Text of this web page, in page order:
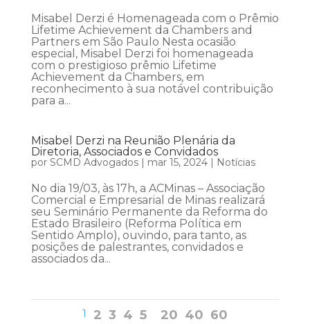
Misabel Derzi é Homenageada com o Prêmio
Lifetime Achievement da Chambers and
Partners em São Paulo Nesta ocasião
especial, Misabel Derzi foi homenageada
com o prestigioso prêmio Lifetime
Achievement da Chambers, em
reconhecimento à sua notável contribuição
para a...
Misabel Derzi na Reunião Plenária da
Diretoria, Associados e Convidados
por SCMD Advogados| mar 15, 2024| Notícias
No dia 19/03, às 17h, a ACMinas – Associação
Comercial e Empresarial de Minas realizará
seu Seminário Permanente da Reforma do
Estado Brasileiro (Reforma Política em
Sentido Amplo), ouvindo, para tanto, as
posições de palestrantes, convidados e
associados da...
1 2 3 4 5 20 40 60